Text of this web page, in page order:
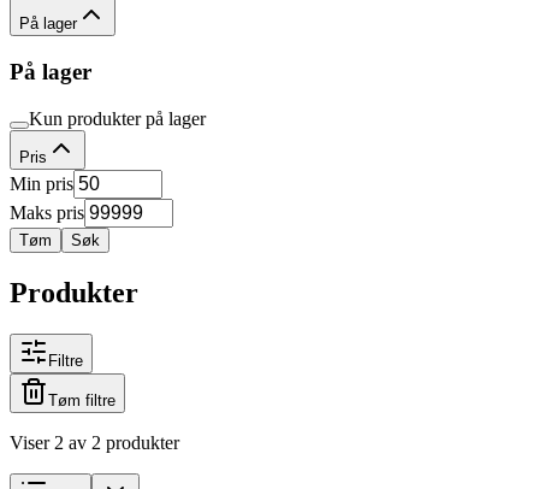
På lager
På lager
Kun produkter på lager
Pris
Min pris
Maks pris
Tøm Søk
Produkter
Filtre
Tøm filtre
Viser 2 av 2 produkter